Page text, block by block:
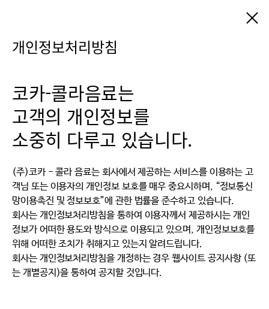
개인정보처리방침
코카-콜라음료는
고객의 개인정보를
소중히 다루고 있습니다.
(주)코카 - 콜라 음료는 회사에서 제공하는 서비스를 이용하는 고
객님 또는 이용자의 개인정보 보호를 매우 중요시하며, “정보통신
망이용촉진 및 정보보호”에 관한 법률을 준수하고 있습니다.
회사는 개인정보처리방침을 통하여 이용자께서 제공하시는 개인
정보가 어떠한 용도와 방식으로 이용되고 있으며, 개인정보보호를
위해 어떠한 조치가 취해지고 있는지 알려드립니다.
회사는 개인정보처리방침을 개정하는 경우 웹사이트 공지사항 (또
는 개별공지)을 통하여 공지할 것입니다.